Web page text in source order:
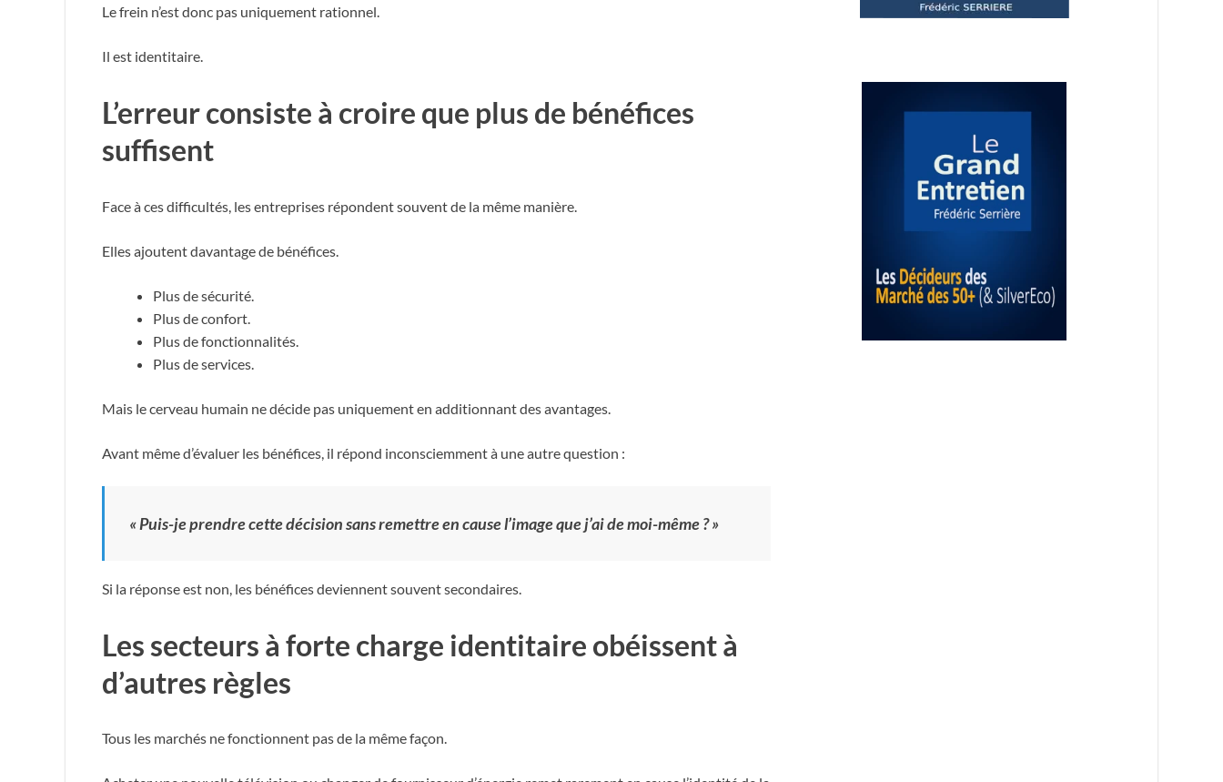
Le frein n’est donc pas uniquement rationnel.
Il est identitaire.
L’erreur consiste à croire que plus de bénéfices
suffisent
Face à ces difficultés, les entreprises répondent souvent de la même manière.
Elles ajoutent davantage de bénéfices.
Plus de sécurité.
Plus de confort.
Plus de fonctionnalités.
Plus de services.
Mais le cerveau humain ne décide pas uniquement en additionnant des avantages.
Avant même d’évaluer les bénéfices, il répond inconsciemment à une autre question :
« Puis-je prendre cette décision sans remettre en cause l’image que j’ai de moi-même ? »
Si la réponse est non, les bénéfices deviennent souvent secondaires.
Les secteurs à forte charge identitaire obéissent à
d’autres règles
Tous les marchés ne fonctionnent pas de la même façon.